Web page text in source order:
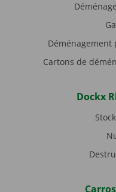
Déménagement
Cartons de
Dockx